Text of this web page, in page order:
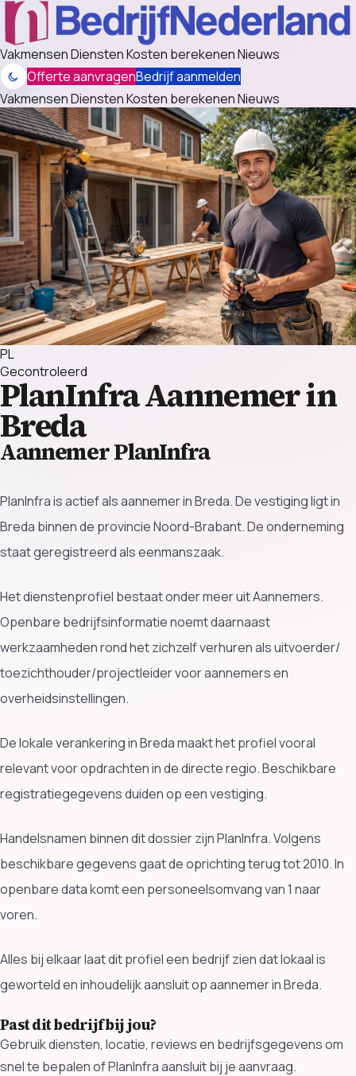
VakmensenDienstenKosten berekenenNieuws
Offerte aanvragenBedrijf aanmelden
VakmensenDienstenKosten berekenenNieuws
PL
Gecontroleerd
PlanInfraAannemer in
Breda
Aannemer PlanInfra
PlanInfra is actief als aannemer in Breda. De vestiging ligt in
Breda binnen de provincie Noord-Brabant. De onderneming
staat geregistreerd als eenmanszaak.
Het dienstenprofiel bestaat onder meer uit Aannemers.
Openbare bedrijfsinformatie noemt daarnaast
werkzaamheden rond het zichzelf verhuren als uitvoerder/
toezichthouder/projectleider voor aannemers en
overheidsinstellingen.
De lokale verankering in Breda maakt het profiel vooral
relevant voor opdrachten in de directe regio. Beschikbare
registratiegegevens duiden op een vestiging.
Handelsnamen binnen dit dossier zijn PlanInfra. Volgens
beschikbare gegevens gaat de oprichting terug tot 2010. In
openbare data komt een personeelsomvang van 1 naar
voren.
Alles bij elkaar laat dit profiel een bedrijf zien dat lokaal is
geworteld en inhoudelijk aansluit op aannemer in Breda.
Past dit bedrijf bij jou?
Gebruik diensten, locatie, reviews en bedrijfsgegevens om
snel te bepalen of PlanInfra aansluit bij je aanvraag.